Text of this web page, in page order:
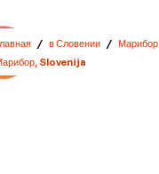
/ в Словении / Марибор
Slovenija